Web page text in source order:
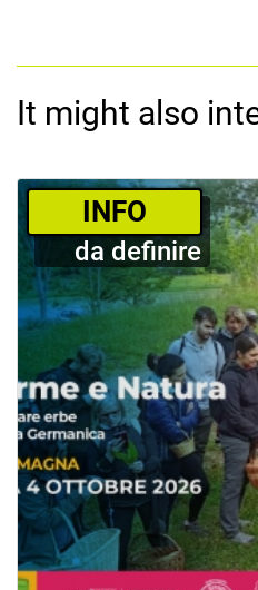
It might also
­INFO
da definire